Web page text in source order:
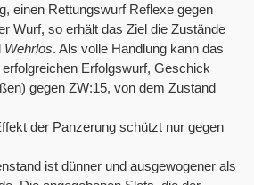
einen Rettungswurf Reflexe gegen
Wurf, so erhält das Ziel die Zustände
Wehrlos. Als volle Handlung kann das
Erfolgswurf, Geschick
gegen ZW:15, von dem Zustand
der Panzerung schützt nur gegen
ist dünner und ausgewogener als